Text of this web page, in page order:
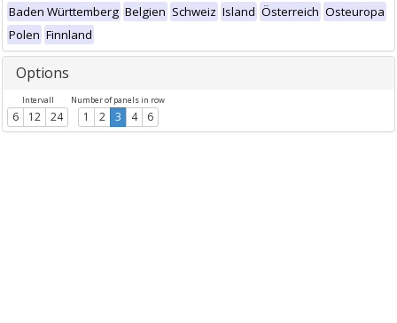
Baden Württemberg Belgien Schweiz Island Österreich Osteuropa
Polen Finnland
Options
Intervall
6 12 24
Number of panels in row
1 2 3 4 6